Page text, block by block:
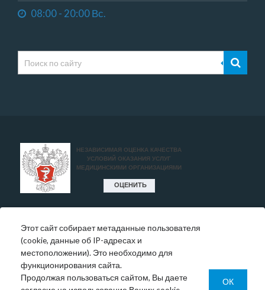
08:00 - 20:00 Вс.
* Цены, указанные на сайте, носят исключительно
информативный характер и могут быть в любое время
изменены.
Окончательную информация необходимо уточнять у
администратора в регистратуре или по телефону:
Этот сайт собирает метаданные пользователя
(cookie, данные об IP-адресах и
местоположении). Это необходимо для
функционирования сайта.
Продолжая пользоваться сайтом, Вы даете
ОК